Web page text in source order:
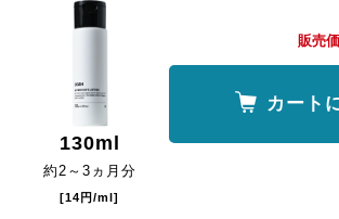
130ml
約2～3 ヵ月分
[14円/ml]
販売
カート